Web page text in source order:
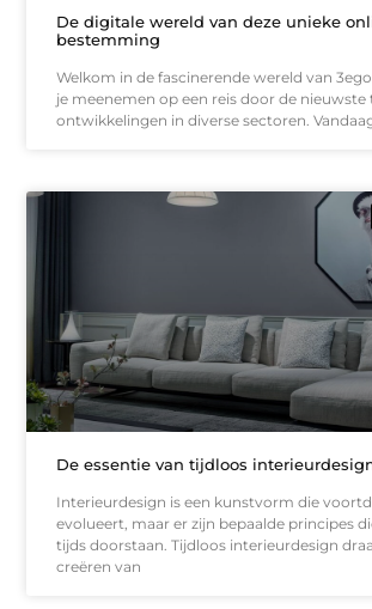
De digitale wereld van deze unieke
bestemming
Welkom in de fascinerende wereld van
je meenemen op een reis door de nieuwste
ontwikkelingen in diverse sectoren.
De essentie van tijdloos
Interieurdesign is een kunstvorm die
evolueert, maar er zijn bepaalde principes
tijds doorstaan. Tijdloos interieurdesign
creëren van